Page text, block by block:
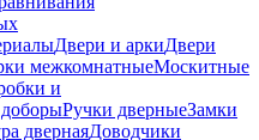
Двери и аркиДвери
межкомнатныеМоскитные
и
Ручки дверныеЗамки
двернаяДоводчики